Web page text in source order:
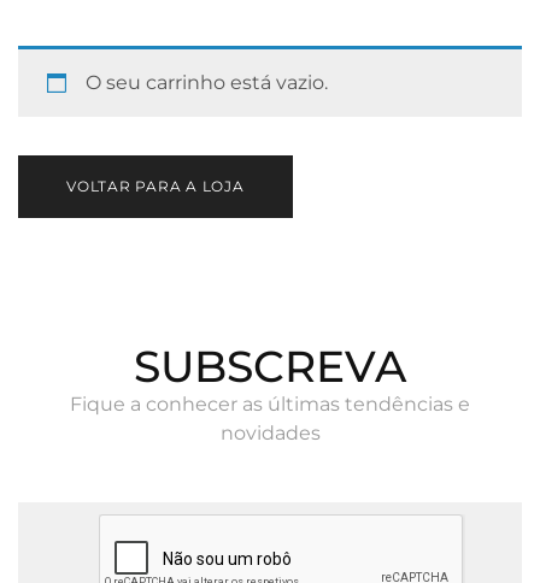
O seu carrinho está vazio.
VOLTAR PARA A LOJA
SUBSCREVA
Fique a conhecer as últimas tendências e
novidades